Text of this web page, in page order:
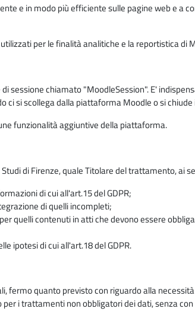
e in modo più efficiente sulle pagine web e
per le finalità analitiche e la reportistica di
sessione chiamato "MoodleSession". E'
ci si scollega dalla piattaforma Moodle o si
funzionalità aggiuntive della piattaforma.
di Firenze, quale Titolare del trattamento, ai
di cui all'art.15 del GDPR;
di quelli incompleti;
quelli contenuti in atti che devono essere
ipotesi di cui all'art.18 del GDPR.
fermo quanto previsto con riguardo alla
i trattamenti non obbligatori dei dati, senza